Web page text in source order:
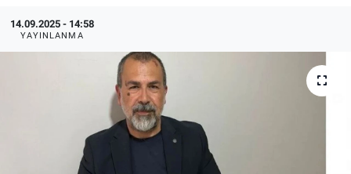
14.09.2025 - 14:58
YAYINLANMA
SPOR